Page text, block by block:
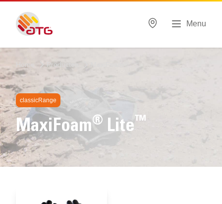
Menu
Home Producten
classicRange
MaxiFoam® Lite™